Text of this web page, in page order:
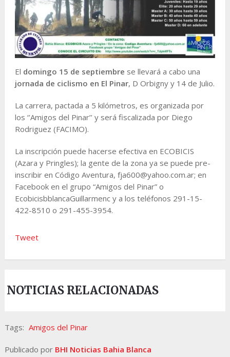
El domingo 15 de septiembre se llevará a cabo una
jornada de ciclismo en El Pinar, D Orbigny y 14 de Julio.
La carrera, pactada a 5 kilómetros, es organizada por
los ‘’Amigos del Pinar’’ y será fiscalizada por Diego
Rodriguez (FACIMO).
La inscripción puede hacerse efectiva en ECOBICIS
(Azara y Pringles); la gente de la zona ya se puede pre-
inscribir en Código Aventura, fja600@yahoo.com.ar; en
Facebook en el grupo “Amigos del Pinar” o
EcobicisbblancaGuillarmenc y a los teléfonos 291-15-
422-8510 o 291-455-3954.
Tweet
NOTICIAS RELACIONADAS
Tags: Amigos del Pinar
Publicado por BHI Noticias Bahia Blanca